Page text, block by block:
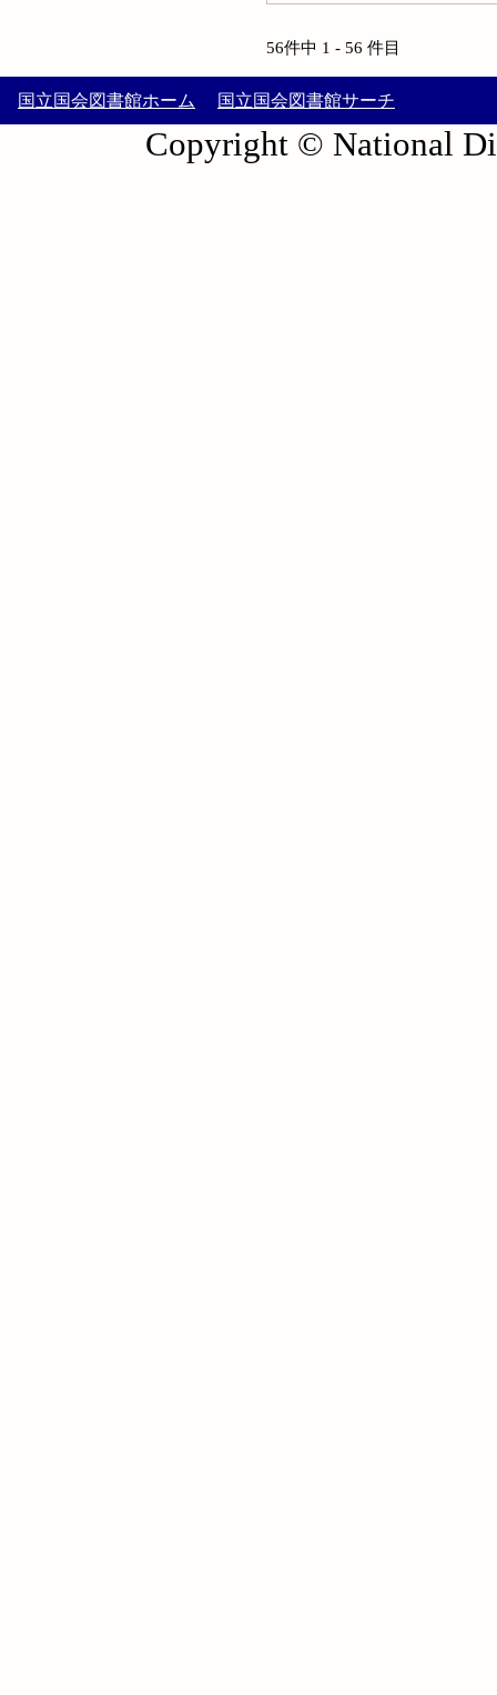
56件中 1 - 56 件目
国立国会図書館ホーム 国立国会図書館サーチ
Copyright © National